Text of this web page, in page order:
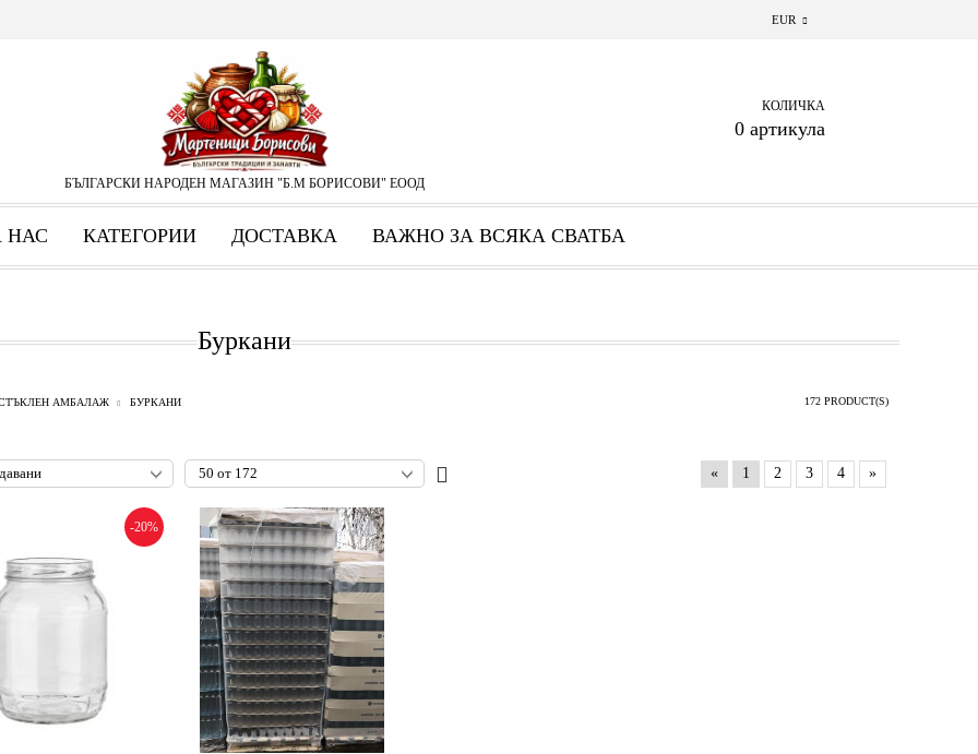
EUR
БЪЛГАРСКИ НАРОДЕН МАГАЗИН "Б.М БОРИСОВИ" ЕООД
КОЛИЧКА
0 артикула
НАС КАТЕГОРИИ ДОСТАВКА ВАЖНО ЗА ВСЯКА СВАТБА
АМБАЛАЖ БУРКАНИ 172 PRODUCT(S)
Буркани
« 1 2 3 4 »
-20%